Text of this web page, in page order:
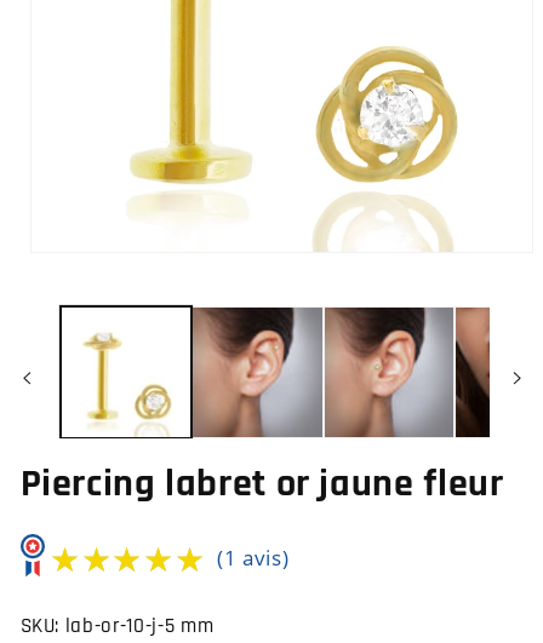
fenêtre
modale
Piercing labret or jaune fleur
★★★★★
★★★★★ (1 avis)
SKU: lab-or-10-j-5 mm